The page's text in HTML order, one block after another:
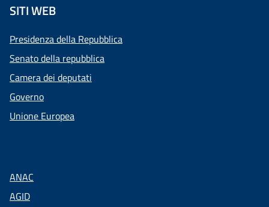
SITI WEB
Presidenza della Repubblica
Senato della repubblica
Camera dei deputati
Governo
Unione Europea
ANAC
AGID